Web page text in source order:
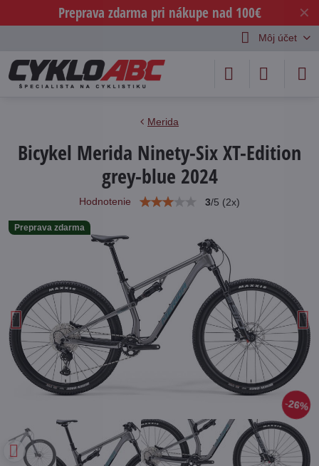
✕
Preprava zdarma pri nákupe nad 100€
Môj účet
Preprava zdarma
26%
Merida
Bicykel Merida Ninety-Six XT-Edition
grey-blue 2024
Hodnotenie 3/5 (2x)